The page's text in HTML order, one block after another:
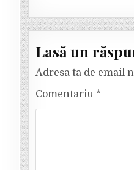
Lasă un
Adresa ta de email
Comentariu *